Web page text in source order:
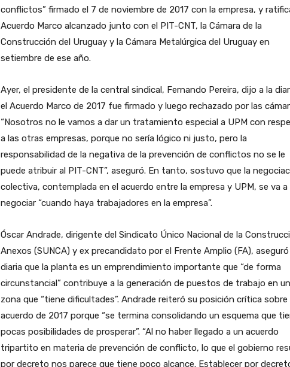
conflictos” firmado el 7 de noviembre de 2017 con la empresa, y
Acuerdo Marco alcanzado junto con el PIT-CNT, la Cámara de la
Construcción del Uruguay y la Cámara Metalúrgica del Uruguay en
setiembre de ese año.
Ayer, el presidente de la central sindical, Fernando Pereira, dijo a la
el Acuerdo Marco de 2017 fue firmado y luego rechazado por las
“Nosotros no le vamos a dar un tratamiento especial a UPM con
a las otras empresas, porque no sería lógico ni justo, pero la
responsabilidad de la negativa de la prevención de conflictos no se le
puede atribuir al PIT-CNT”, aseguró. En tanto, sostuvo que la
colectiva, contemplada en el acuerdo entre la empresa y UPM, se va a
negociar “cuando haya trabajadores en la empresa”.
Óscar Andrade, dirigente del Sindicato Único Nacional de la
Anexos (SUNCA) y ex precandidato por el Frente Amplio (FA), aseguró
diaria que la planta es un emprendimiento importante que “de forma
circunstancial” contribuye a la generación de puestos de trabajo en
zona que “tiene dificultades”. Andrade reiteró su posición crítica sobre
acuerdo de 2017 porque “se termina consolidando un esquema que
pocas posibilidades de prosperar”. “Al no haber llegado a un acuerdo
tripartito en materia de prevención de conflicto, lo que el gobierno
por decreto nos parece que tiene poco alcance. Establecer por